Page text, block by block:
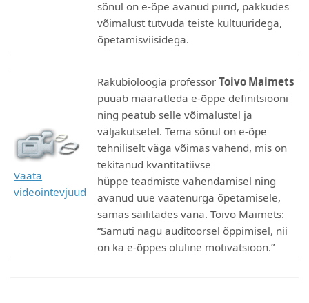
sõnul on e-õpe avanud piirid, pakkudes
võimalust tutvuda teiste kultuuridega,
õpetamisviisidega.
Vaata
videointevjuud
Rakubioloogia professor Toivo Maimets
püüab määratleda e-õppe definitsiooni
ning peatub selle võimalustel ja
väljakutsetel. Tema sõnul on e-õpe
tehniliselt väga võimas vahend, mis on
tekitanud kvantitatiivse
hüppe teadmiste vahendamisel ning
avanud uue vaatenurga õpetamisele,
samas säilitades vana. Toivo Maimets:
“Samuti nagu auditoorsel õppimisel, nii
on ka e-õppes oluline motivatsioon.”